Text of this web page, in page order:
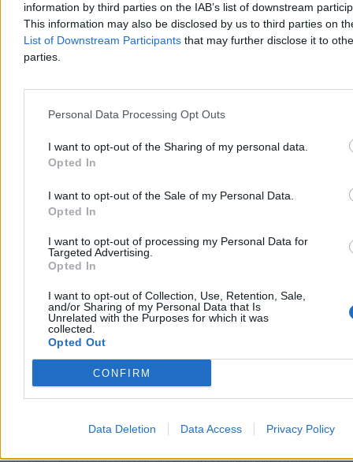
information by third parties on the IAB’s list of downstream
This information may also be disclosed by us to third parties on
List of Downstream Participants that may further disclose it to
parties.
Personal Data Processing Opt Outs
I want to opt-out of the Sharing of my personal data.
Opted In
I want to opt-out of the Sale of my Personal Data.
Opted In
I want to opt-out of processing my Personal Data for
Targeted Advertising.
Opted In
I want to opt-out of Collection, Use, Retention, Sale,
and/or Sharing of my Personal Data that Is
Unrelated with the Purposes for which it was
collected.
Opted Out
CONFIRM
Data Deletion Data Access Privacy Policy
Kraj
PiS szuka nowego otwarcia. Konferencja
programowa w rocznicę prezydentury
Nawrockiego
Pod hasłem „Ku nowemu rządowi” Prawo i Sprawiedliwość
zorganizowało konferencję programową partii, która zbiegła się z